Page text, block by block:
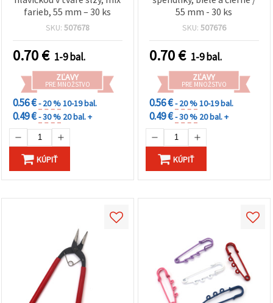
farieb, 55 mm – 30 ks
SKU: 507678
0.70€ 1-9 bal.
ZĽAVY
PRE MNOŽSTVO
0.56 €- 20 %10-19 bal.
0.49 €- 30 % 20 bal. +
KÚPIŤ
55 mm - 30 ks
SKU: 507676
0.70€ 1-9 bal.
ZĽAVY
PRE MNOŽSTVO
0.56 €- 20 %10-19 bal.
0.49 €- 30 % 20 bal. +
KÚPIŤ